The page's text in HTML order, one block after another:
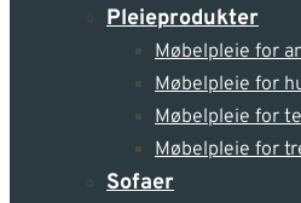
Pleie­produkter
Møbelpleie for
Møbelpleie for
Møbelpleie for
Møbelpleie for
Sofaer